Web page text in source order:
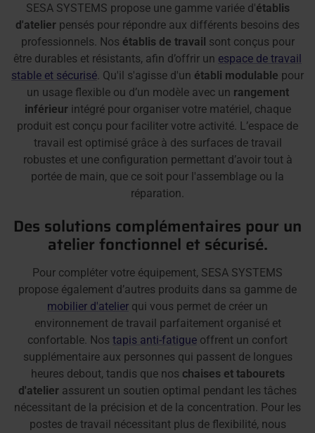
SESA SYSTEMS propose une gamme variée d'établis
d'atelier pensés pour répondre aux différents besoins des
professionnels. Nos établis de travail sont conçus pour
être durables et résistants, afin d’offrir un espace de travail
stable et sécurisé . Qu'il s'agisse d'un établi modulable pour
un usage flexible ou d’un modèle avec un rangement
inférieurintégré pour organiser votre matériel, chaque
produit est conçu pour faciliter votre activité. L’espace de
travail est optimisé grâce à des surfaces de travail
robustes et une configuration permettant d’avoir tout à
portée de main, que ce soit pour l'assemblage ou la
réparation.
Des solutions complémentaires pour un
atelier fonctionnel et sécurisé.
Pour compléter votre équipement, SESA SYSTEMS
propose également d’autres produits dans sa gamme de
mobilier d'atelier qui vous permet de créer un
environnement de travail parfaitement organisé et
confortable. Nos tapis anti-fatigue offrent un confort
supplémentaire aux personnes qui passent de longues
heures debout, tandis que nos chaises et tabourets
d'atelier assurent un soutien optimal pendant les tâches
nécessitant de la précision et de la concentration. Pour les
postes de travail nécessitant plus de flexibilité, nous